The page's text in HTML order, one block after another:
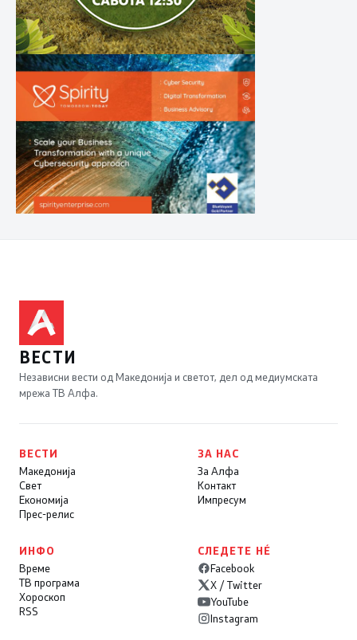
ВЕСТИ
Независни вести од Македонија и светот, дел од медиумската
мрежа ТВ Алфа.
ВЕСТИ
Македонија
Свет
Економија
Прес-релис
ЗА НАС
За Алфа
Контакт
Импресум
ИНФО
Време
ТВ програма
Хороскоп
RSS
СЛЕДЕТЕ НÉ
Facebook
X / Twitter
YouTube
Instagram